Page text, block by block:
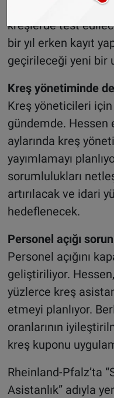
değerlendirme
kreşlerde test
bir yıl erken kayıt
geçirileceği yeni bir
Kreş yönetiminde
Kreş yöneticileri
gündemde. Hessen
aylarında kreş
yayımlamayı
sorumlulukları
artırılacak ve idari
hedeflenecek.
Personel açığı
Personel açığını
geliştiriliyor.
yüzlerce kreş
etmeyi planlıyor.
oranlarının
kreş kuponu
Rheinland-Pfalz’ta
Asistanlık” adıyla